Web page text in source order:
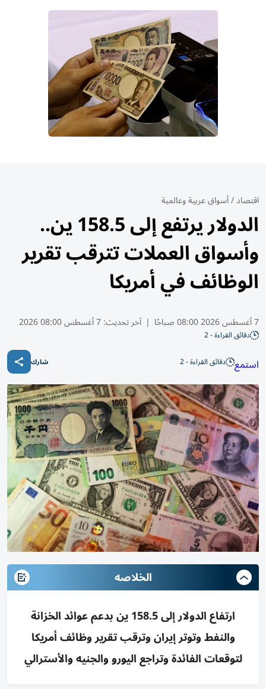
اقتصاد/أسواق عربية وعالمية
الدولار يرتفع إلى 158.5 ين..
وأسواق العملات تترقب تقرير
الوظائف في أمريكا
7 أغسطس 2026 08:00 صباحًا | آخر تحديث:7 أغسطس 08:00 2026
دقائق القراءة - 2
استمع دقائق القراءة - 2 شارك
الخلاصه
ارتفاع الدولار إلى 158.5 ين بدعم عوائد الخزانة
والنفط وتوتر إيران وترقب تقرير وظائف أمريكا
لتوقعات الفائدة وتراجع اليورو والجنيه والأسترالي